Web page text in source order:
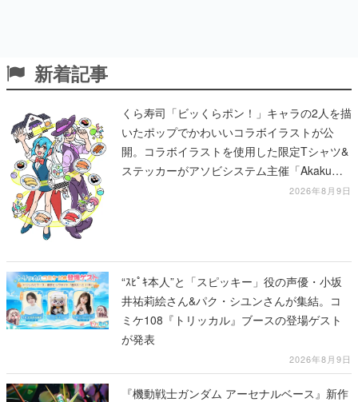
新着記事
くら寿司「ビッくらポン！」キャラの2人を描
いたポップでかわいいコラボイラストが公
開。コラボイラストを使用した限定Tシャツ&
ステッカーがアソビシステム主催「Akaku
2026年8月9日
“ｽﾋﾟｷ本人”と「スピッキー」役の声優・小坂
井祐莉絵さん&パク・シユンさんが集結。コ
ミケ108『トリッカル』ブースの登場ゲスト
が発表
2026年8月9日
『機動戦士ガンダム アーセナルベース』新作